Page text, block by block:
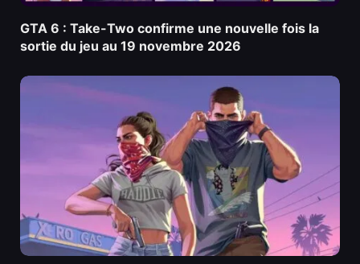
GTA 6 : Take-Two confirme une nouvelle fois la
sortie du jeu au 19 novembre 2026